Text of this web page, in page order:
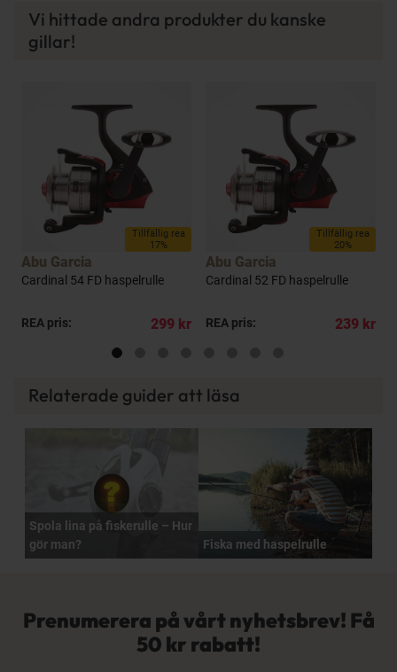
Vi hittade andra produkter du kanske
gillar!
Tillfällig rea
17%
Abu Garcia
Cardinal 54 FD haspelrulle
REA pris: 299 kr
Tillfällig rea
20%
Abu Garcia
Cardinal 52 FD haspelrulle
REA pris: 239 kr
Relaterade guider att läsa
Spola lina på fiskerulle – Hur
gör man?
Fiska med haspelrulle
Prenumerera på vårt nyhetsbrev! Få
50 kr rabatt!